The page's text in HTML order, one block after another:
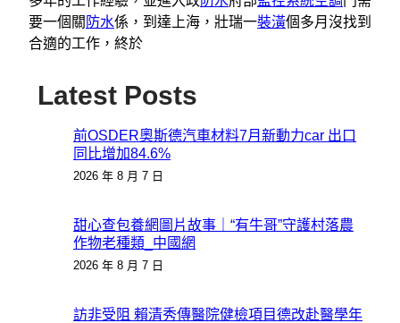
要一個關 防水係，到達上海，壯瑞一裝潢個多月沒找到
合適的工作，終於
Latest Posts
前OSDER奧斯德汽車材料7月新動力car 出口
同比增加84.6%
2026 年 8 月 7 日
甜心查包養網圖片故事｜“有牛哥”守護村落農
作物老種類_中國網
2026 年 8 月 7 日
訪非受阻 賴清秀傳醫院健檢項目德改赴醫學年